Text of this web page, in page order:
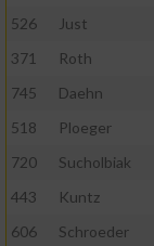
526
Just
371
Roth
745
Daehn
518
Ploeger
720
Sucholbiak
443
Kuntz
606
Schroeder